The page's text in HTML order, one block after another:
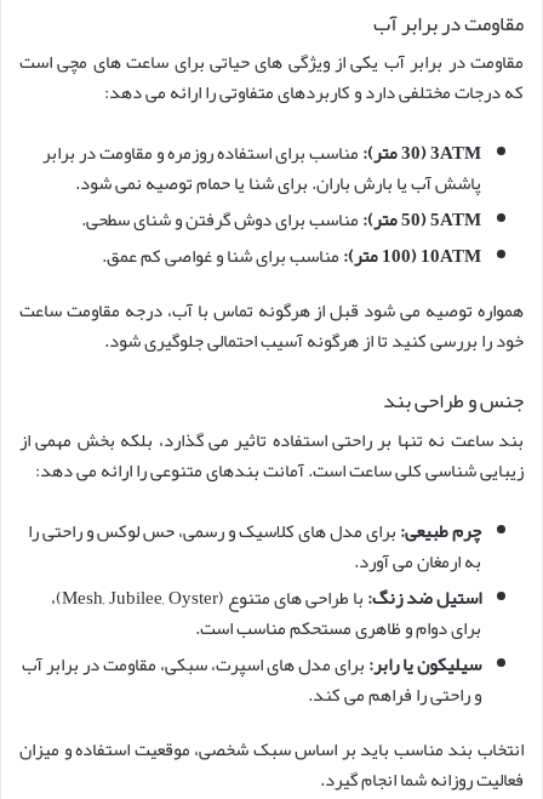
مقاومت در برابر آب
مقاومت در برابر آب یکی از ویژگی های حیاتی برای ساعت های مچی است
که درجات مختلفی دارد و کاربردهای متفاوتی را ارائه می دهد:
3ATM (30 متر):
مناسب برای استفاده روزمره و مقاومت در برابر
پاشش آب یا بارش باران. برای شنا یا حمام توصیه نمی شود.
5ATM (50 متر):
مناسب برای دوش گرفتن و شنای سطحی.
10ATM (100 متر):
مناسب برای شنا و غواصی کم عمق.
همواره توصیه می شود قبل از هرگونه تماس با آب، درجه مقاومت ساعت
خود را بررسی کنید تا از هرگونه آسیب احتمالی جلوگیری شود.
جنس و طراحی بند
بند ساعت نه تنها بر راحتی استفاده تاثیر می گذارد، بلکه بخش مهمی از
زیبایی شناسی کلی ساعت است. آمانت بندهای متنوعی را ارائه می دهد:
چرم طبیعی:برای مدل های کلاسیک و رسمی، حس لوکس و راحتی را
به ارمغان می آورد.
استیل ضد زنگ:
با طراحی های متنوع (Mesh, Jubilee, Oyster)،
برای دوام و ظاهری مستحکم مناسب است.
سیلیکون یا رابر:برای مدل های اسپرت، سبکی، مقاومت در برابر آب
و راحتی را فراهم می کند.
انتخاب بند مناسب باید بر اساس سبک شخصی، موقعیت استفاده و میزان
فعالیت روزانه شما انجام گیرد.